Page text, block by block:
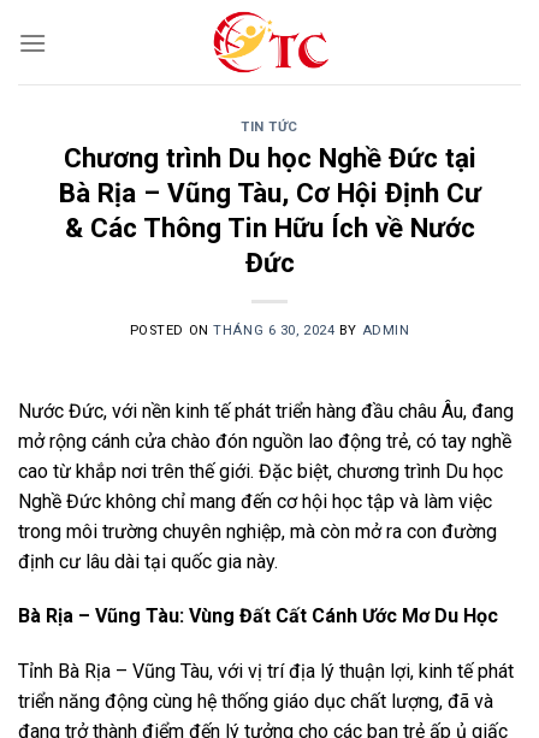
TIN TỨC
Chương trình Du học Nghề Đức tại
Bà Rịa – Vũng Tàu, Cơ Hội Định Cư
& Các Thông Tin Hữu Ích về Nước
Đức
POSTED ONTHÁNG 6 30, 2024 BY ADMIN
Nước Đức, với nền kinh tế phát triển hàng đầu châu Âu, đang
mở rộng cánh cửa chào đón nguồn lao động trẻ, có tay nghề
cao từ khắp nơi trên thế giới. Đặc biệt, chương trình Du học
Nghề Đức không chỉ mang đến cơ hội học tập và làm việc
trong môi trường chuyên nghiệp, mà còn mở ra con đường
định cư lâu dài tại quốc gia này.
Bà Rịa – Vũng Tàu: Vùng Đất Cất Cánh Ước Mơ Du Học
Tỉnh Bà Rịa – Vũng Tàu, với vị trí địa lý thuận lợi, kinh tế phát
triển năng động cùng hệ thống giáo dục chất lượng, đã và
đang trở thành điểm đến lý tưởng cho các bạn trẻ ấp ủ giấc